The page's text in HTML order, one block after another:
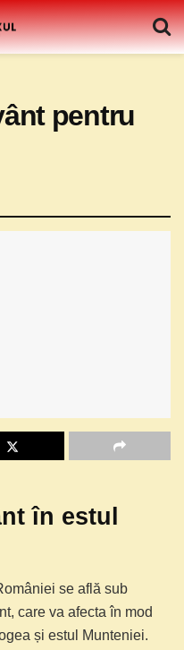
pentru
în estul
se află sub
care va afecta în mod
și estul Munteniei.